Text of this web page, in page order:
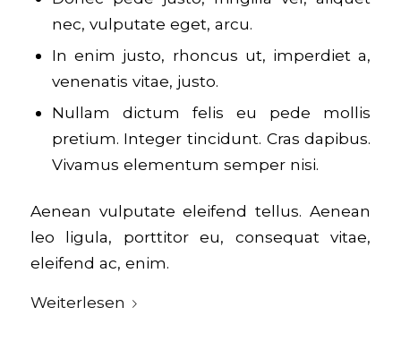
nec, vulputate eget, arcu.
In enim justo, rhoncus ut, imperdiet a,
venenatis vitae, justo.
Nullam dictum felis eu pede mollis
pretium. Integer tincidunt. Cras dapibus.
Vivamus elementum semper nisi.
Aenean vulputate eleifend tellus. Aenean
leo ligula, porttitor eu, consequat vitae,
eleifend ac, enim.
Weiterlesen